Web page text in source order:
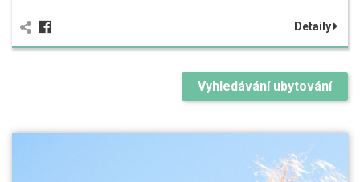
Detaily
Vyhledávání ubytování